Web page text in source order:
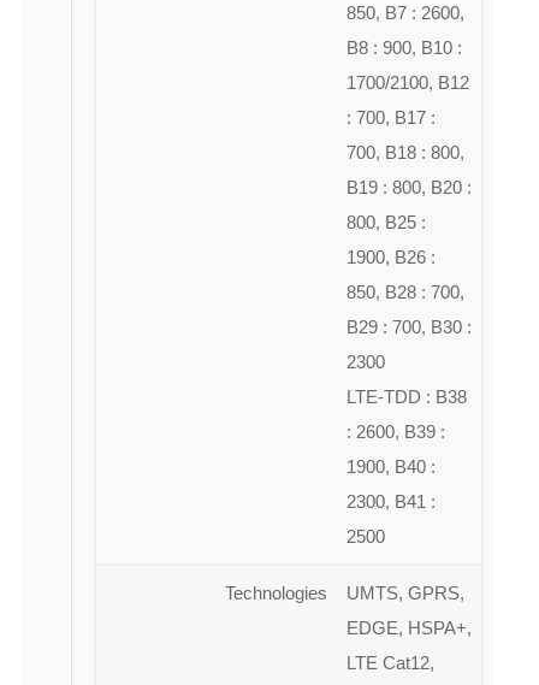
850, B7 : 2600,
B8 : 900, B10 :
1700/2100, B12
: 700, B17 :
700, B18 : 800,
B19 : 800, B20 :
800, B25 :
1900, B26 :
850, B28 : 700,
B29 : 700, B30 :
2300
LTE-TDD : B38
: 2600, B39 :
1900, B40 :
2300, B41 :
2500
Technologies
UMTS, GPRS,
EDGE, HSPA+,
LTE Cat12,